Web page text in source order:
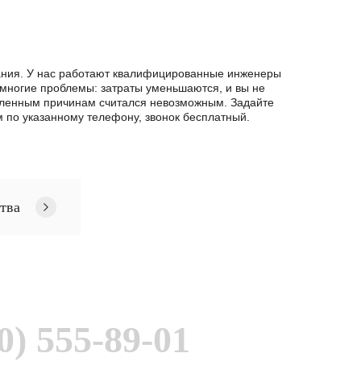
У нас работают квалифицированные инженеры
проблемы: затраты уменьшаются, и вы не
причинам считался невозможным. Задайте
указанному телефону, звонок бесплатный.
555-89-01